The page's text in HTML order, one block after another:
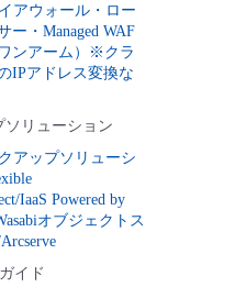
アウォール・ロー
ー・Managed WAF
ンアーム）※クラ
IPアドレス変換な
ソリューション
アップソリューシ
IaaS Powered by
オブジェクトス
イド